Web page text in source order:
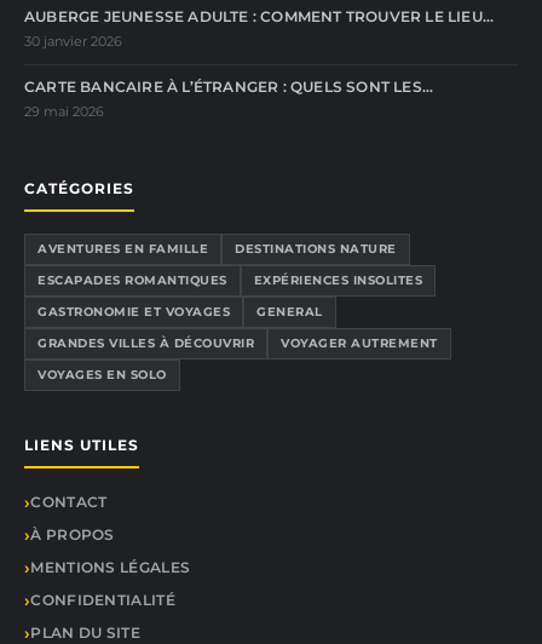
AUBERGE JEUNESSE ADULTE : COMMENT TROUVER LE LIEU…
30 janvier 2026
CARTE BANCAIRE À L’ÉTRANGER : QUELS SONT LES…
29 mai 2026
CATÉGORIES
AVENTURES EN FAMILLE
DESTINATIONS NATURE
ESCAPADES ROMANTIQUES
EXPÉRIENCES INSOLITES
GASTRONOMIE ET VOYAGES
GENERAL
GRANDES VILLES À DÉCOUVRIR
VOYAGER AUTREMENT
VOYAGES EN SOLO
LIENS UTILES
CONTACT
À PROPOS
MENTIONS LÉGALES
CONFIDENTIALITÉ
PLAN DU SITE